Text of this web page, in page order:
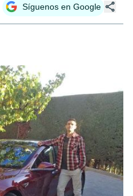
Síguenos en Google